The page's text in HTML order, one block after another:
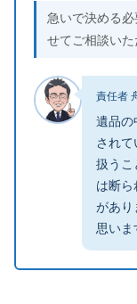
急いで決める
せてご相談いた
責任者
遺品の
され
扱うこ
は断ら
があり
思いま